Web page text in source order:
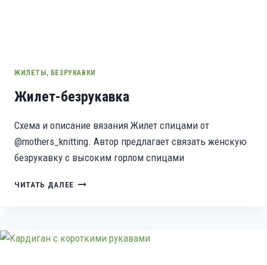
ЖИЛЕТЫ, БЕЗРУКАВКИ
Жилет-безрукавка
Схема и описание вязания Жилет спицами от
@mothers_knitting. Автор предлагает связать женскую
безрукавку с высоким горлом спицами
ЧИТАТЬ ДАЛЕЕ ЖИЛЕТ-